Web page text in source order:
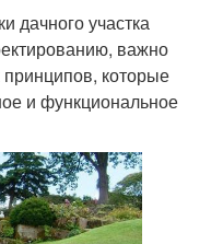
дачного участка
важно
которые
и функциональное